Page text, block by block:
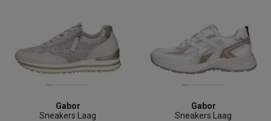
Gabor
Sneakers Laag
Gabor
Sneakers Laag